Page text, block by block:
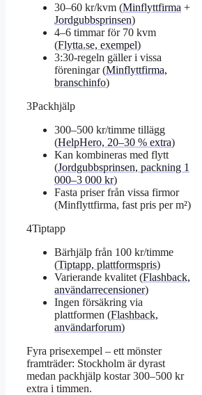
30–60 kr/kvm (Minflyttfirma +
Jordgubbsprinsen)
4–6 timmar för 70 kvm
(Flytta.se, exempel)
3:30-regeln gäller i vissa
föreningar (Minflyttfirma,
branschinfo)
3Packhjälp
300–500 kr/timme tillägg
(HelpHero, 20–30 % extra)
Kan kombineras med flytt
(Jordgubbsprinsen, packning 1
000–3 000 kr)
Fasta priser från vissa firmor
(Minflyttfirma, fast pris per m²)
4Tiptapp
Bärhjälp från 100 kr/timme
(Tiptapp, plattformspris)
Varierande kvalitet (Flashback,
användarrecensioner)
Ingen försäkring via
plattformen (Flashback,
användarforum)
Fyra prisexempel – ett mönster
framträder: Stockholm är dyrast
medan packhjälp kostar 300–500 kr
extra i timmen.